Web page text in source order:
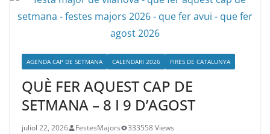
AGENDA CAP DE SETMANA CALENDARI 2026 FIRES DE CATALUNYA
QUÈ FER AQUEST CAP DE
SETMANA – 8 I 9 D’AGOST
juliol 22, 2026 FestesMajors 333558 Views